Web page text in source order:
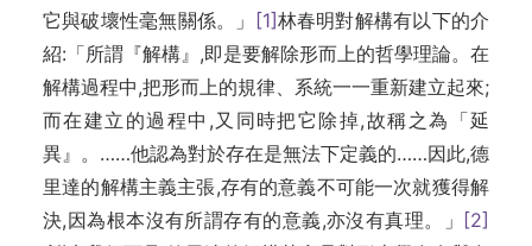
它與破壞性毫無關係。」
[1]林春明對解構有以下的介
紹:「所謂『解構』,即是要解除形而上的哲學理論。在
解構過程中,把形而上的規律、系統一一重新建立起來;
而在建立的過程中,又同時把它除掉,故稱之為「延
異』。……他認為對於存在是無法下定義的……因此,德
里達的解構主義主張,存有的意義不可能一次就獲得解
決,因為根本沒有所謂存有的意義,亦沒有真理。」 [2]